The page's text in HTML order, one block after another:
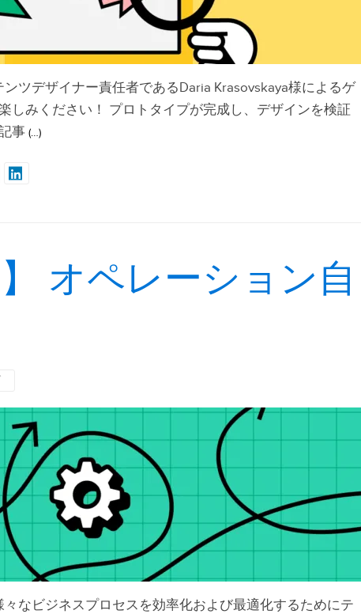
ツデザイナー責任者であるDaria Krasovskaya様によるゲ
しみください！ プロトタイプが完成し、デザインを検証
事 (…)
】 オペレーション自
なビジネスプロセスを効率化および最適化するためにテ